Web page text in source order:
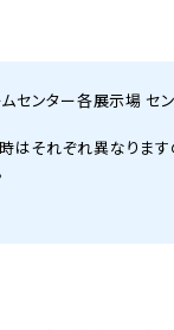
ムセンター各展示場 セ
はそれぞれ異なります